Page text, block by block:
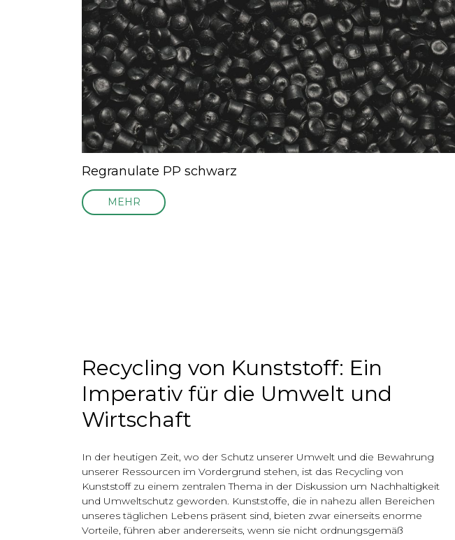
Regranulate PP schwarz
MEHR
Recycling von Kunststoff: Ein
Imperativ für die Umwelt und
Wirtschaft
In der heutigen Zeit, wo der Schutz unserer Umwelt und die Bewahrung
unserer Ressourcen im Vordergrund stehen, ist das Recycling von
Kunststoff zu einem zentralen Thema in der Diskussion um Nachhaltigkeit
und Umweltschutz geworden. Kunststoffe, die in nahezu allen Bereichen
unseres täglichen Lebens präsent sind, bieten zwar einerseits enorme
Vorteile, führen aber andererseits, wenn sie nicht ordnungsgemäß